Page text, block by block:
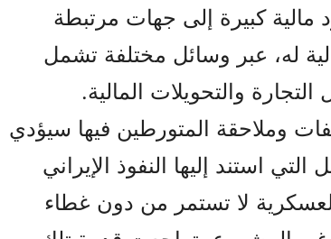
كبيرة إلى جهات مرتبطة
له، عبر وسائل مختلفة تشمل
والتحويلات المالية.
وملاحقة المتورطين فيها سيؤدي
استند إليها النفوذ الإيراني
لا تستمر من دون غطاء